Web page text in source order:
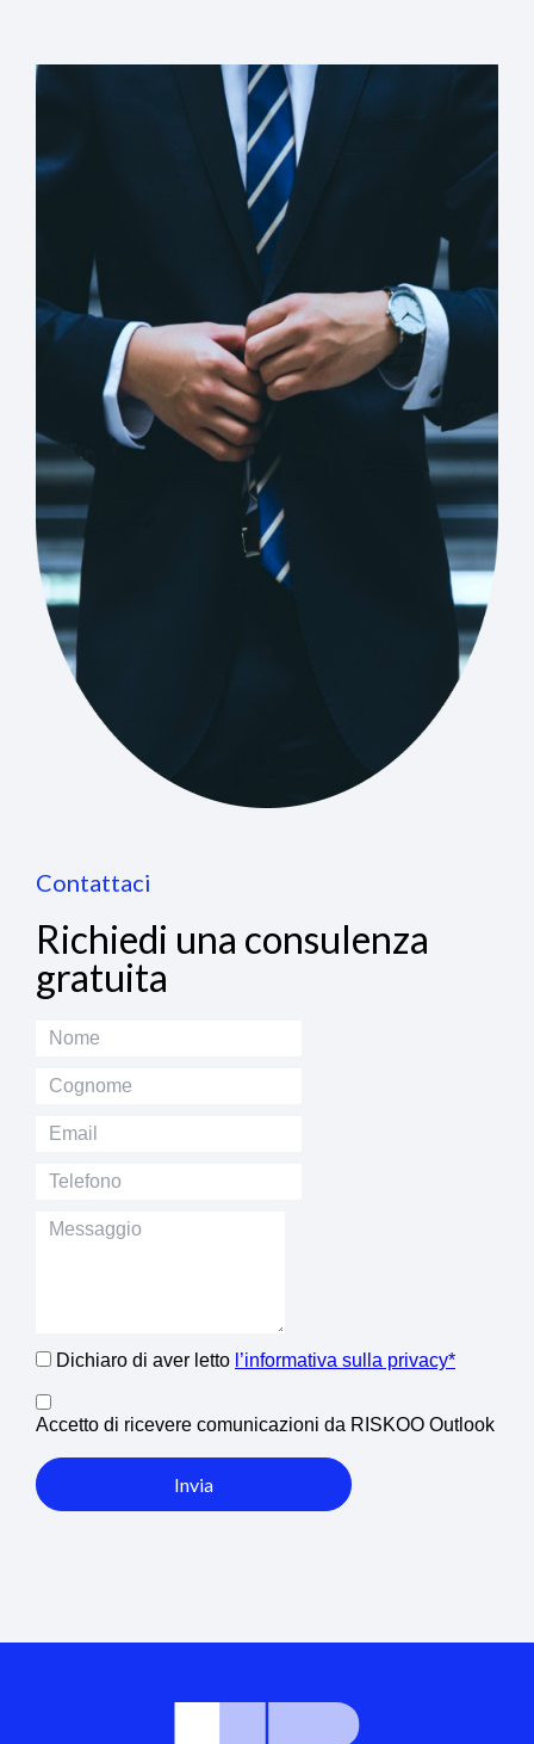
Contattaci
Richiedi una consulenza
gratuita
Dichiaro di aver letto l’informativa sulla privacy*
Accetto di ricevere comunicazioni da RISKOO Outlook
Invia